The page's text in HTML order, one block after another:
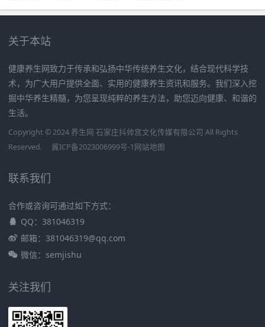
关于本站
健康养生网致力于传承和弘扬中华传统养生文化，结合现代科学技
术，为广大用户提供全面、实用的健康养生资讯和服务。我们深入挖
掘中华养生精髓，为您呈现纯粹的养生方法，助您迈向健康、和谐的
生活。
Copyright © 2024 养生网 石家庄抖帅宫文化传媒有限公司 All Rights
Reserved.
冀ICP备2023006999号-1网站地图
联系我们
合作或咨询可通过如下方式：
QQ：381046319
邮箱：381046319@qq.com
微信：semjishu
关注我们